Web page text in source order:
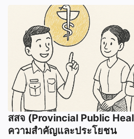
สสจ (Provincial Public
ความสำคัญและประโยชน